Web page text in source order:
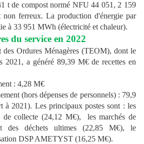
t de compost normé NFU 44 051, 2 159
ferreux. La production d'énergie par
à 33 951 MWh (électricité et chaleur).
du service en 2022
des Ordures Ménagères (TEOM), dont le
2021, a généré 89,39 M€ de recettes en
: 4,28 M€
(hors dépenses de personnels) : 79,9
à 2021). Les principaux postes sont : les
de collecte (24,12 M€), les marchés de
des déchets ultimes (22,85 M€), le
DSP AMETYST (16,25 M€).